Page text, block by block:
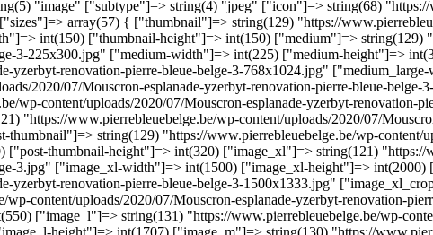
"image" ["subtype"]=> string(4) "jpeg" ["icon"]=> string(68) "https://
array(57) { ["thumbnail"]=> string(129) "https://
int(150) ["thumbnail-height"]=> int(150) ["medium"]=> string(129)
3-225x300.jpg" ["medium-width"]=> int(225) ["medium-height"]=>
yzerbyt-renovation-pierre-bleue-belge-3-768x1024.jpg"
2020/07/Mouscron-esplanade-yzerbyt-renovation-pierre-bleue-
content/uploads/2020/07/Mouscron-esplanade-yzerbyt-renovation-
www.pierrebleuebelge.be/wp-content/uploads/2020/07/
string(129) "https://www.pierrebleuebelge.be/wp-content/
thumbnail-height"]=> int(320) ["image_xl"]=> string(121) "https://
3.jpg" ["image_xl-width"]=> int(1500) ["image_xl-height"]=>
yzerbyt-renovation-pierre-bleue-belge-3-1500x1333.jpg"
content/uploads/2020/07/Mouscron-esplanade-yzerbyt-renovation-
["image_l"]=> string(131) "https://www.pierrebleuebelge.be/wp-
height"]=> int(1707) ["image_m"]=> string(130) "https://